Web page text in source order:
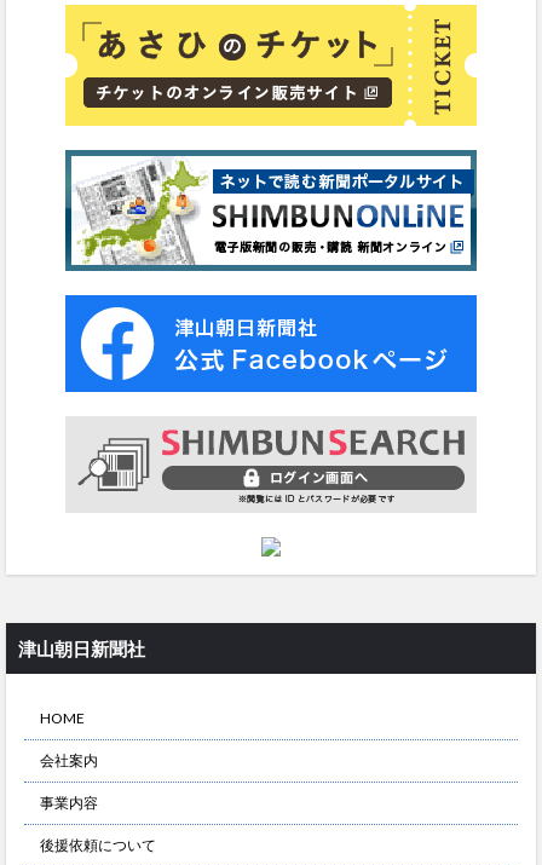
津山朝日新聞社
HOME
会社案内
事業内容
後援依頼について